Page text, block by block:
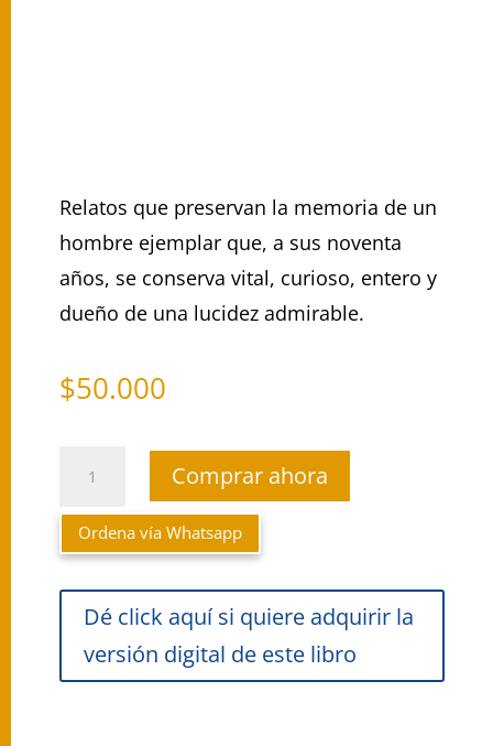
Relatos que preservan la memoria de un
hombre ejemplar que, a sus noventa
años, se conserva vital, curioso, entero y
dueño de una lucidez admirable.
$50.000
Memorias
de
Patriarca
cantidad
Comprar ahora
Ordena vía Whatsapp
Dé click aquí si quiere adquirir la
versión digital de este libro